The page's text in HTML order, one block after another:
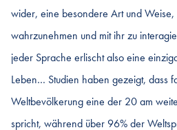
wider, eine besondere Art und Weise,
wahrzunehmen und mit ihr zu
jeder Sprache erlischt also eine
Leben… Studien haben gezeigt, dass
Weltbevölkerung eine der 20 am
spricht, während über 96% der